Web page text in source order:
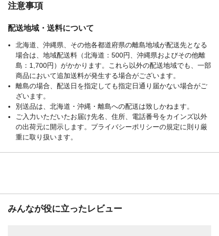
注意事項
配送地域・送料について
北海道、沖縄県、その他各都道府県の離島地域が配送先となる
場合は、地域配送料（北海道：500円、沖縄県およびその他離
島：1,700円）がかかります。これら以外の配送地域でも、一部
商品において追加送料が発生する場合がございます。
離島の場合、配送日を指定しても指定日通り届かない場合がご
ざいます。
別送品は、北海道・沖縄・離島への配送は致しかねます。
ご入力いただいたお届け先名、住所、電話番号をカインズ以外
の出荷元に開示します。プライバシーポリシーの規定に則り厳
重に取り扱います。
みんなが役に立ったレビュー